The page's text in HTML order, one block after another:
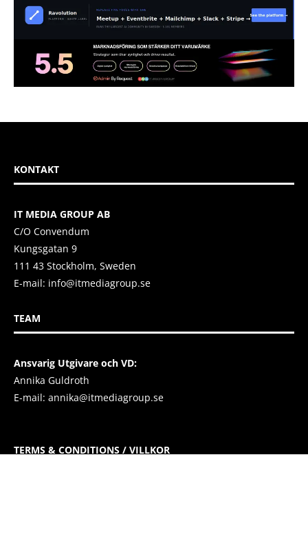
KONTAKT
IT MEDIA GROUP AB
C/O Convendum
Kungsgatan 9
111 43 Stockholm, Sweden
E-mail: info@itmediagroup.se
TEAM
Ansvarig Utgivare och VD:
Annika Guldroth
E-mail: annika@itmediagroup.se
TERMS & CONDITIONS / VILLKOR